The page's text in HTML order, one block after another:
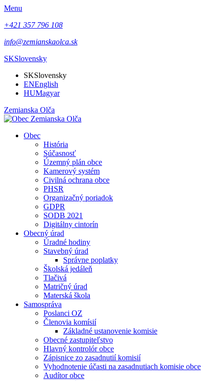
Menu
+421 357 796 108
info@zemianskaolca.sk
SKSlovensky
SKSlovensky
ENEnglish
HUMagyar
Zemianska Olča
Obec
História
Súčasnosť
Územný plán obce
Kamerový systém
Civilná ochrana obce
PHSR
Organizačný poriadok
GDPR
SODB 2021
Digitálny cintorín
Obecný úrad
Úradné hodiny
Stavebný úrad
Správne poplatky
Školská jedáleň
Tlačivá
Matričný úrad
Materská škola
Samospráva
Poslanci OZ
Členovia komísií
Základné ustanovenie komisie
Obecné zastupiteľstvo
Hlavný kontrolór obce
Zápisnice zo zasadnutií komisií
Vyhodnotenie účasti na zasadnutiach komisie obce
Audítor obce